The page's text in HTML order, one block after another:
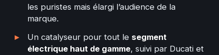
les puristes mais élargi l’audience de la
marque.
Un catalyseur pour tout le segment
électrique haut de gamme, suivi par Ducati et